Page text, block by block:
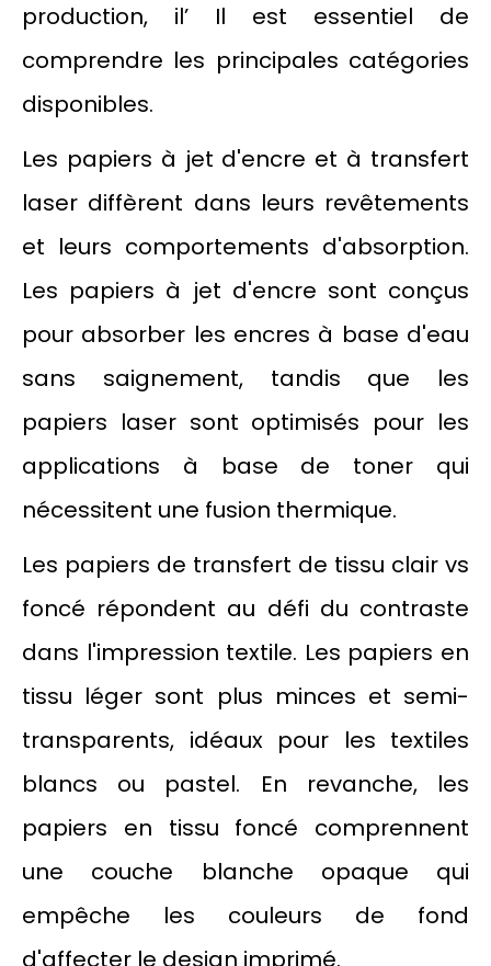
production, il’ Il est essentiel de
comprendre les principales catégories
disponibles.
Les papiers à jet d'encre et à transfert
laser diffèrent dans leurs revêtements
et leurs comportements d'absorption.
Les papiers à jet d'encre sont conçus
pour absorber les encres à base d'eau
sans saignement, tandis que les
papiers laser sont optimisés pour les
applications à base de toner qui
nécessitent une fusion thermique.
Les papiers de transfert de tissu clair vs
foncé répondent au défi du contraste
dans l'impression textile. Les papiers en
tissu léger sont plus minces et semi-
transparents, idéaux pour les textiles
blancs ou pastel. En revanche, les
papiers en tissu foncé comprennent
une couche blanche opaque qui
empêche les couleurs de fond
d'affecter le design imprimé.